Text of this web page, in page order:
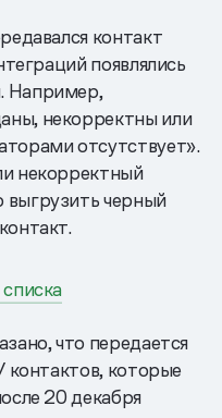
контакт
появлялись
Например,
некорректны или
отсутствует».
некорректный
черный
что передается
контактов, которые
20 декабря